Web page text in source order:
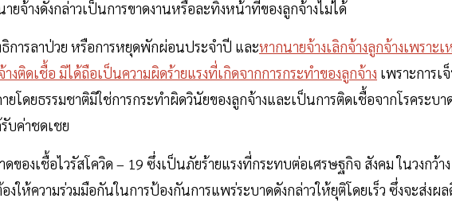
ยจ้างดังกล่าวเป็นการขาดงานหรือละทิ้งหน้าที่ของลูกจ้างไม่ได้
การลาป่วย หรือการหยุดพักผ่อนประจำปี และหากนายจ้างเลิกจ้างลูกจ้างเพราะเ
งติดเชื้อ มิได้ถือเป็นความผิดร้ายแรงที่เกิดจากการกระทำของลูกจ้าง เพราะการเ
โดยธรรมชาติมิใช่การกระทำผิดวินัยของลูกจ้างและเป็นการติดเชื้อจากโรคระบ
บค่าชดเชย
ของเชื้อไวรัสโควิด – 19 ซึ่งเป็นภัยร้ายแรงที่กระทบต่อเศรษฐกิจ สังคม ในวงกว้าง
งให้ความร่วมมือกันในการป้องกันการแพร่ระบาดดังกล่าวให้ยุติโดยเร็ว ซึ่งจะส่งผ